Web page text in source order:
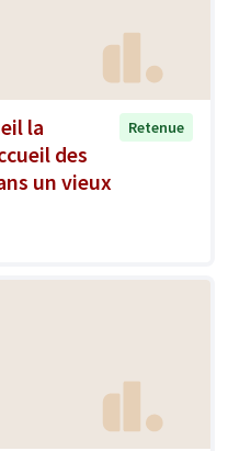
la
des
un vieux
Retenue